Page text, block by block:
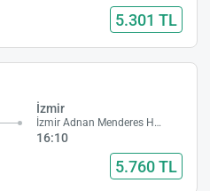
5.301 TL
İzmir
İzmir Adnan Menderes Havalimanı
16:10
5.760 TL